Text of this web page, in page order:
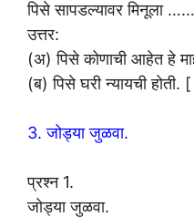
पिसे सापडल्यावर
उत्तर:
(अ) पिसे कोणाची आहेत हे
(ब) पिसे घरी न्यायची होती.
3. जोड्या जुळवा.
प्रश्न 1.
जोड्या जुळवा.